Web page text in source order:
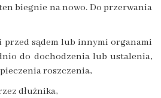
biegnie na nowo. Do przerwania
sądem lub innymi organami
do dochodzenia lub ustalenia,
roszczenia,
dłużnika,